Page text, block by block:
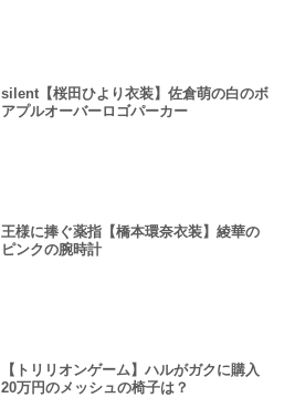
silent【桜田ひより衣装】佐倉萌の白のボ
アプルオーバーロゴパーカー
王様に捧ぐ薬指【橋本環奈衣装】綾華の
ピンクの腕時計
【トリリオンゲーム】ハルがガクに購入
20万円のメッシュの椅子は？